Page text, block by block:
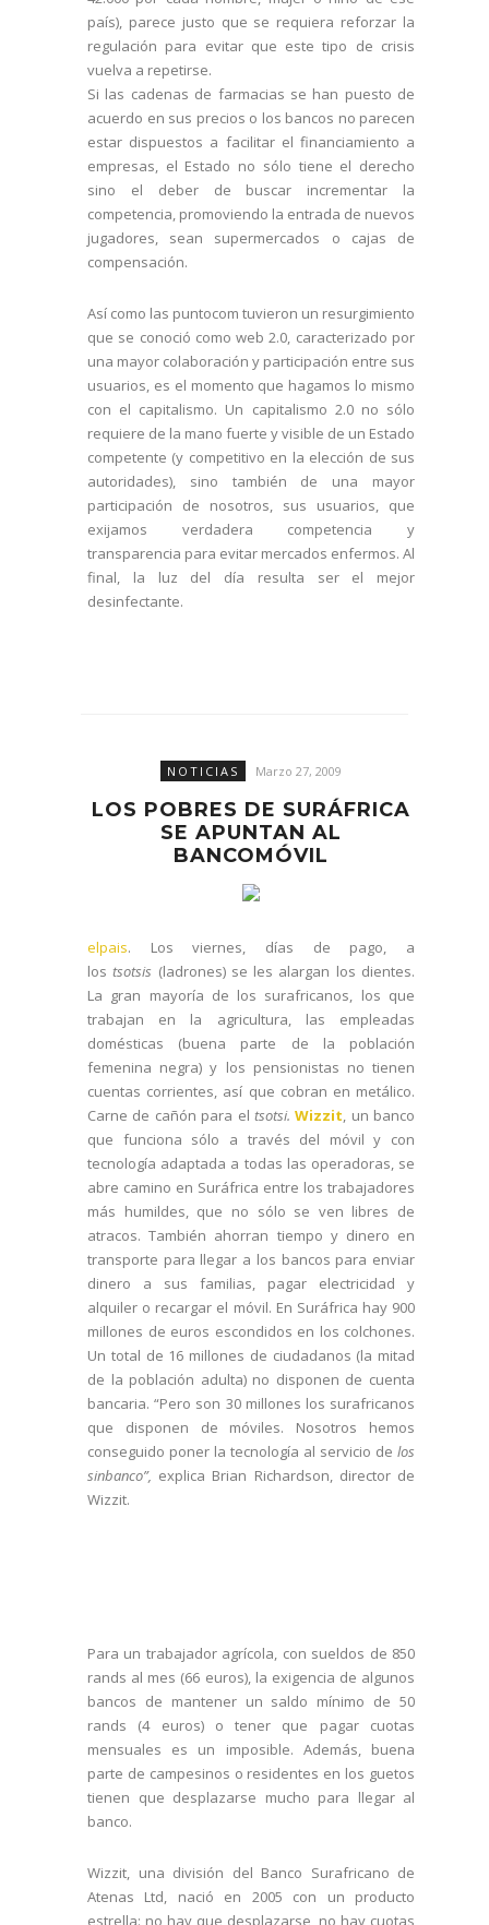
país), parece justo que se requiera reforzar la
regulación para evitar que este tipo de crisis
vuelva a repetirse.
Si las cadenas de farmacias se han puesto de
acuerdo en sus precios o los bancos no parecen
estar dispuestos a facilitar el financiamiento a
empresas, el Estado no sólo tiene el derecho
sino el deber de buscar incrementar la
competencia, promoviendo la entrada de nuevos
jugadores, sean supermercados o cajas de
compensación.
Así como las puntocom tuvieron un resurgimiento
que se conoció como web 2.0, caracterizado por
una mayor colaboración y participación entre sus
usuarios, es el momento que hagamos lo mismo
con el capitalismo. Un capitalismo 2.0 no sólo
requiere de la mano fuerte y visible de un Estado
competente (y competitivo en la elección de sus
autoridades), sino también de una mayor
participación de nosotros, sus usuarios, que
exijamos verdadera competencia y
transparencia para evitar mercados enfermos. Al
final, la luz del día resulta ser el mejor
desinfectante.
NOTICIAS Marzo 27, 2009
LOS POBRES DE SURÁFRICA
SE APUNTAN AL
BANCOMÓVIL
elpais. Los viernes, días de pago, a
lostsotsis (ladrones) se les alargan los dientes.
La gran mayoría de los surafricanos, los que
trabajan en la agricultura, las empleadas
domésticas (buena parte de la población
femenina negra) y los pensionistas no tienen
cuentas corrientes, así que cobran en metálico.
Carne de cañón para el tsotsi.Wizzit, un banco
que funciona sólo a través del móvil y con
tecnología adaptada a todas las operadoras, se
abre camino en Suráfrica entre los trabajadores
más humildes, que no sólo se ven libres de
atracos. También ahorran tiempo y dinero en
transporte para llegar a los bancos para enviar
dinero a sus familias, pagar electricidad y
alquiler o recargar el móvil. En Suráfrica hay 900
millones de euros escondidos en los colchones.
Un total de 16 millones de ciudadanos (la mitad
de la población adulta) no disponen de cuenta
bancaria. “Pero son 30 millones los surafricanos
que disponen de móviles. Nosotros hemos
conseguido poner la tecnología al servicio de los
sinbanco”, explica Brian Richardson, director de
Wizzit.
Para un trabajador agrícola, con sueldos de 850
rands al mes (66 euros), la exigencia de algunos
bancos de mantener un saldo mínimo de 50
rands (4 euros) o tener que pagar cuotas
mensuales es un imposible. Además, buena
parte de campesinos o residentes en los guetos
tienen que desplazarse mucho para llegar al
banco.
Wizzit, una división del Banco Surafricano de
Atenas Ltd, nació en 2005 con un producto
estrella: no hay que desplazarse, no hay cuotas